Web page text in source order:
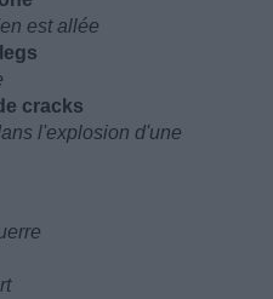
est allée
cracks
l'explosion d'une